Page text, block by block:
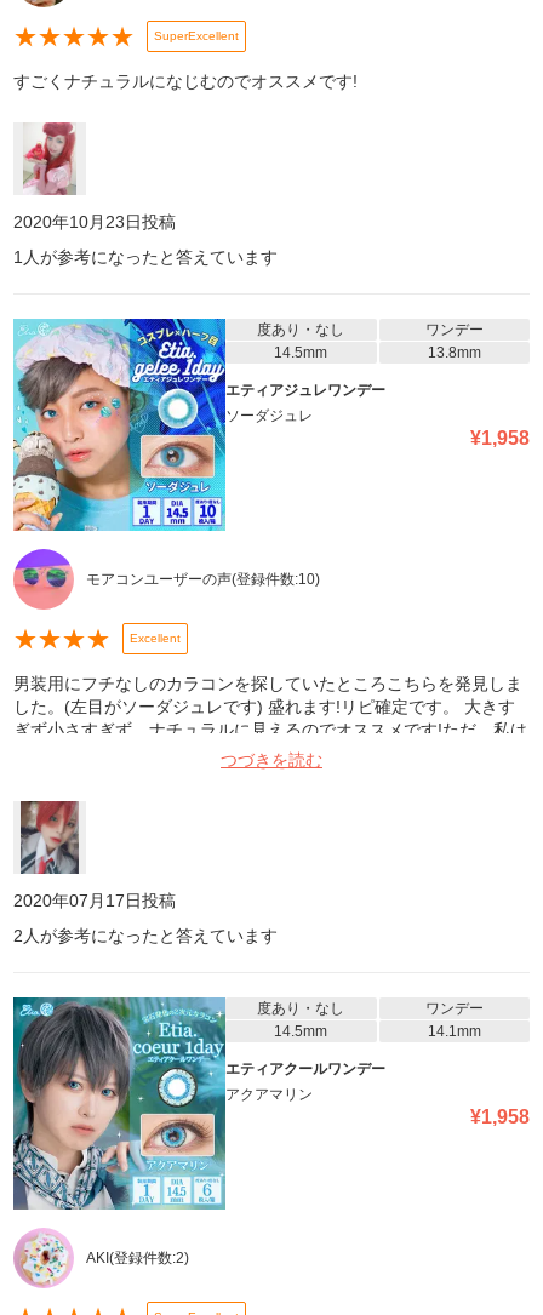
★★★★★ SuperExcellent
すごくナチュラルになじむのでオススメです!
2020年10月23日投稿
1 人が参考になったと答えています
度あり・なし
ワンデー
14.5mm
13.8mm
エティアジュレワンデー
ソーダジュレ
¥1,958
モアコンユーザーの声(登録件数:10)
★★★★ Excellent
男装用にフチなしのカラコンを探していたところこちらを発見しま
した。(左目がソーダジュレです) 盛れます!リピ確定です。 大きす
ぎず小さすぎず、ナチュラルに見えるのでオススメです!ただ、私は
目が乾燥してしまい長時間は付けられませんでした(><)
つづきを読む
2020年07月17日投稿
2 人が参考になったと答えています
度あり・なし
ワンデー
14.5mm
14.1mm
エティアクールワンデー
アクアマリン
¥1,958
AKI (登録件数:2)